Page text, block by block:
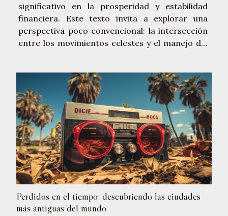
significativo en la prosperidad y estabilidad
financiera. Este texto invita a explorar una
perspectiva poco convencional: la intersección
entre los movimientos celestes y el manejo del
las elecciones financieras de muchos individuos.
La...
Perdidos en el tiempo: descubriendo las ciudades
más antiguas del mundo